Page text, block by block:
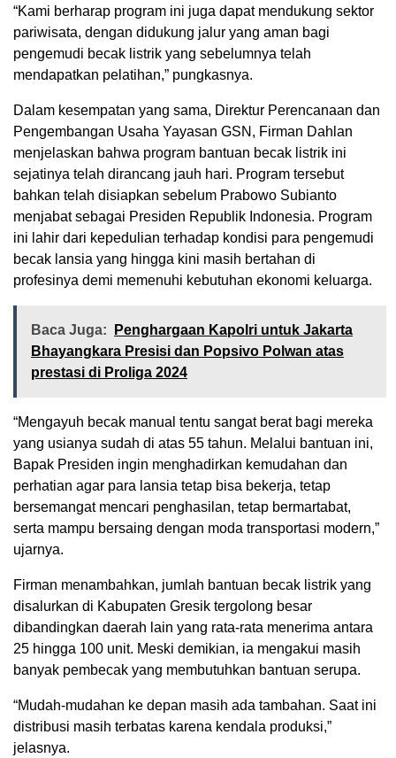
“Kami berharap program ini juga dapat mendukung sektor
pariwisata, dengan didukung jalur yang aman bagi
pengemudi becak listrik yang sebelumnya telah
mendapatkan pelatihan,” pungkasnya.
Dalam kesempatan yang sama, Direktur Perencanaan dan
Pengembangan Usaha Yayasan GSN, Firman Dahlan
menjelaskan bahwa program bantuan becak listrik ini
sejatinya telah dirancang jauh hari. Program tersebut
bahkan telah disiapkan sebelum Prabowo Subianto
menjabat sebagai Presiden Republik Indonesia. Program
ini lahir dari kepedulian terhadap kondisi para pengemudi
becak lansia yang hingga kini masih bertahan di
profesinya demi memenuhi kebutuhan ekonomi keluarga.
Baca Juga:
Penghargaan Kapolri untuk Jakarta
Bhayangkara Presisi dan Popsivo Polwan atas
prestasi di Proliga 2024
“Mengayuh becak manual tentu sangat berat bagi mereka
yang usianya sudah di atas 55 tahun. Melalui bantuan ini,
Bapak Presiden ingin menghadirkan kemudahan dan
perhatian agar para lansia tetap bisa bekerja, tetap
bersemangat mencari penghasilan, tetap bermartabat,
serta mampu bersaing dengan moda transportasi modern,”
ujarnya.
Firman menambahkan, jumlah bantuan becak listrik yang
disalurkan di Kabupaten Gresik tergolong besar
dibandingkan daerah lain yang rata-rata menerima antara
25 hingga 100 unit. Meski demikian, ia mengakui masih
banyak pembecak yang membutuhkan bantuan serupa.
“Mudah-mudahan ke depan masih ada tambahan. Saat ini
distribusi masih terbatas karena kendala produksi,”
jelasnya.